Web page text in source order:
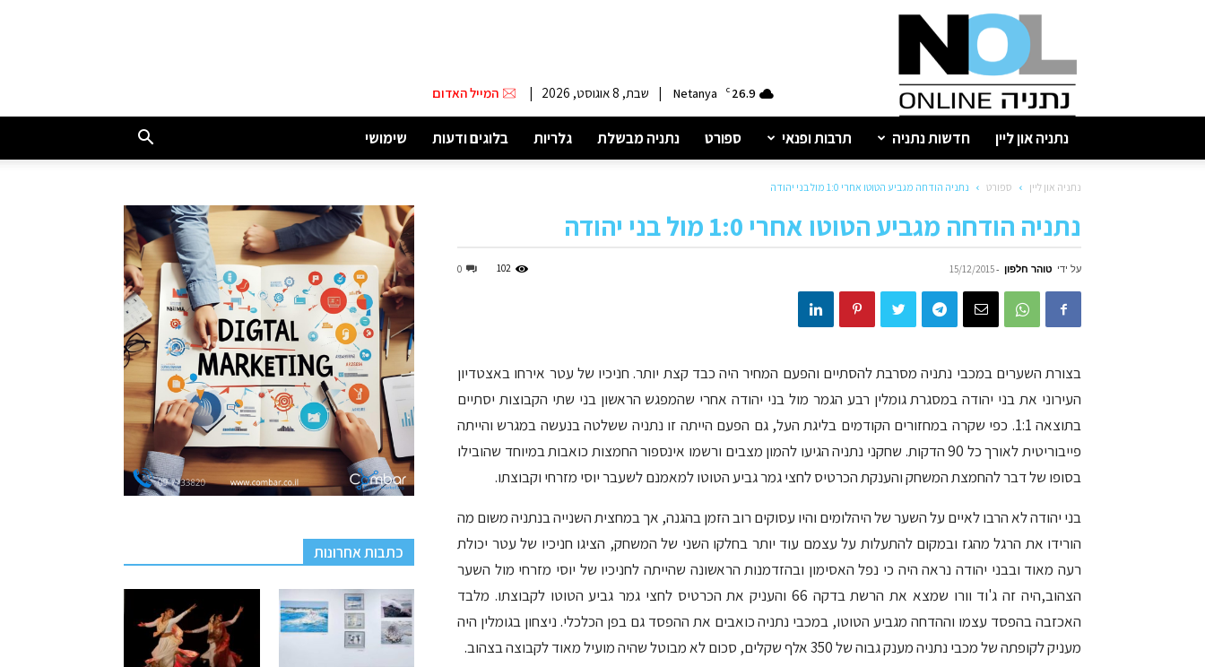
נתניה
26.9
C
Netanya
| שבת, 8 אוגוסט, 2026 | המייל האדום
נתניה און ליין חדשות נתניה תרבות ופנאי ספורט נתניה מבשלת גלריות בלוגים ודעות שימושי
נתניה און ליין ספורט נתניה הודחה מגביע הטוטו אחרי 1:0 מול בני יהודה
נתניה הודחה מגביע הטוטו אחרי 1:0 מול בני יהודה
על ידי טוהר חלפון -
15/12/2015
0 102
בצורת השערים במכבי נתניה מסרבת להסתיים והפעם המחיר היה כבד קצת יותר. חניכיו של עטר אירחו באצטדיון
העירוני את בני יהודה במסגרת גומלין רבע הגמר מול בני יהודה אחרי שהמפגש הראשון בני שתי הקבוצות יסתיים
בתוצאה 1:1. כפי שקרה במחזורים הקודמים בליגת העל, גם הפעם הייתה זו נתניה ששלטה בנעשה במגרש והייתה
פייבוריטית לאורך כל 90 הדקות. שחקני נתניה הגיעו להמון מצבים ורשמו אינספור החמצות כואבות במיוחד שהובילו
בסופו של דבר להחמצת המשחק והענקת הכרטיס לחצי גמר גביע הטוטו למאמנם לשעבר יוסי מזרחי וקבוצתו.
בני יהודה לא הרבו לאיים על השער של היהלומים והיו עסוקים רוב הזמן בהגנה, אך במחצית השנייה בנתניה משום מה
הורידו את הרגל מהגז ובמקום להתעלות על עצמם עוד יותר בחלקו השני של המשחק, הציגו חניכיו של עטר יכולת
רעה מאוד ובבני יהודה נראה היה כי נפל האסימון ובהזדמנות הראשונה שהייתה לחניכיו של יוסי מזרחי מול השער
הצהוב,היה זה ג'וד וורו שמצא את הרשת בדקה 66 והעניק את הכרטיס לחצי גמר גביע הטוטו לקבוצתו. מלבד
האכזבה בהפסד עצמו וההדחה מגביע הטוטו, במכבי נתניה כואבים את ההפסד גם בפן הכלכלי. ניצחון בגומלין היה
מעניק לקופתה של מכבי נתניה מענק גבוה של 350 אלף שקלים, סכום לא מבוטל שהיה מועיל מאוד לקבוצה בצהוב.
כתבות אחרונות